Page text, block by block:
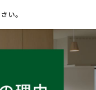
い。